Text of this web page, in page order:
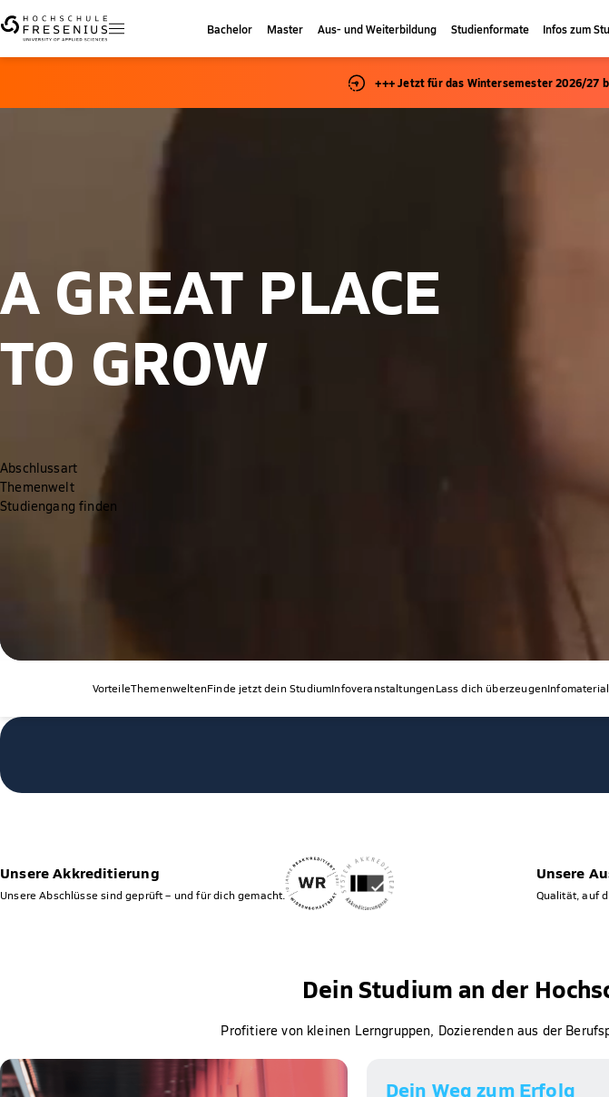
Bachelor Master Aus- und Weiterbildung Studienformate Infos zum
+++ Jetzt für das Wintersemester 2026/27
A GREAT PLACE
TO GROW
Abschlussart
Themenwelt
Studiengang finden
VorteileThemenweltenFinde jetzt dein StudiumInfoveranstaltungenLass dich überzeugenInfomaterial
Unsere Akkreditierung
Unsere Abschlüsse sind geprüft – und für dich gemacht.
Unsere
Qualität, auf
Dein Studium an der
Profitiere von kleinen Lerngruppen, Dozierenden aus der
Dein Weg zum Erfolg​